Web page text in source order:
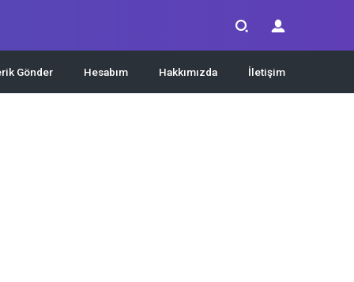
Gönder Hesabım Hakkımızda İletişim